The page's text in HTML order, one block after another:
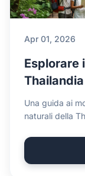
Apr 01, 2026
Esplorare
Thailandia
Una guida ai
naturali della